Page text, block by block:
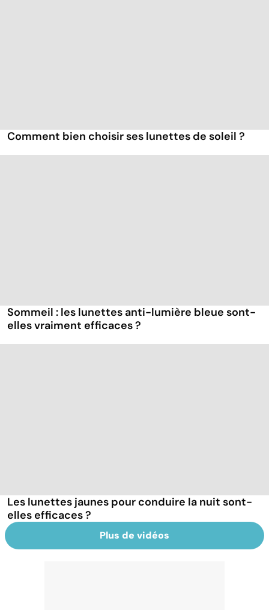
Comment bien choisir ses lunettes de soleil ?
Sommeil : les lunettes anti-lumière bleue sont-
elles vraiment efficaces ?
Les lunettes jaunes pour conduire la nuit sont-
elles efficaces ?
Plus de vidéos